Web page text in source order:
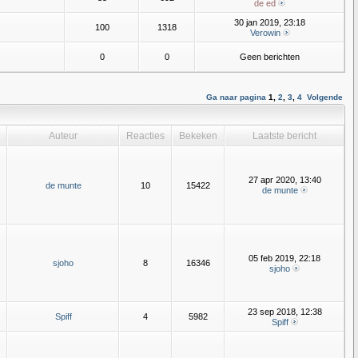
de ed
100 1318
30 jan 2019, 23:18
Verowin
0 0 Geen berichten
Ga naar pagina 1 2 3 4 Volgende
Auteur Reacties Bekeken Laatste bericht
de munte 10 15422
27 apr 2020, 13:40
de munte
sjoho 8 16346
05 feb 2019, 22:18
sjoho
Spiff 4 5982
23 sep 2018, 12:38
Spiff